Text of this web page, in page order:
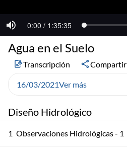
Diseño Hidrológico
1 Observaciones Hidrológicas - 1
Agua en el Suelo
Transcripción Compartir
16/03/2021Ver más